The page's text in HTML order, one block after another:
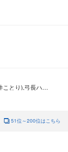
鬼川ナツ(田辺留依),大場ミサト(小岩井ことり),弓長ハル(渕上舞),栗原アズサ(豊田萌絵)
51位～200位はこちら